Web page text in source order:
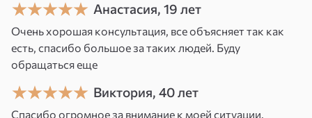
только я сделала это профессией.
Я таролог, экстрасенс, психолог и практик. В
работе 40 лет.
Практику начала в начале 90-х. С тех пор
Анастасия, 19 лет
Очень хорошая консультация, все объясняет так как
есть, спасибо большое за таких людей. Буду
обращаться еще
Виктория, 40 лет
Спасибо огромное за внимание к моей ситуации.